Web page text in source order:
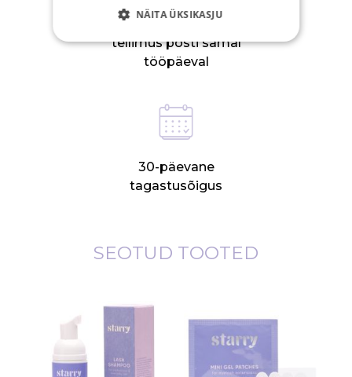
15.00-ks tasutud
tellimus posti samal
tööpäeval
30-päevane
tagastusõigus
SEOTUD TOOTED
NÄITA ÜKSIKASJU